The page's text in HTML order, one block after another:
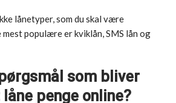
lånetyper, som du skal være
populære er kviklån, SMS lån og
som bliver
penge online?